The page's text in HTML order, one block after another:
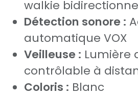
walkie
Détection sonore :
automatique VOX
Veilleuse : Lumière
contrôlable à
Coloris : Blanc